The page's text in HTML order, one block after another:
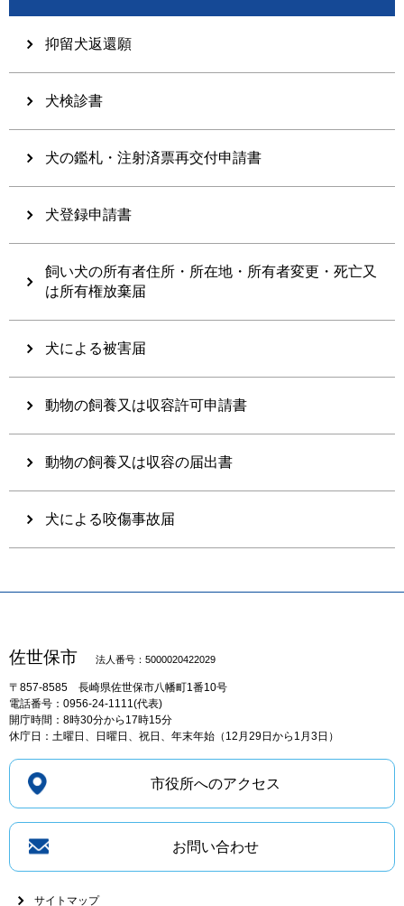
抑留犬返還願
犬検診書
犬の鑑札・注射済票再交付申請書
犬登録申請書
飼い犬の所有者住所・所在地・所有者変更・死亡又
は所有権放棄届
犬による被害届
動物の飼養又は収容許可申請書
動物の飼養又は収容の届出書
犬による咬傷事故届
佐世保市 法人番号：5000020422029
〒857-8585 長崎県佐世保市八幡町1番10号
電話番号：0956-24-1111(代表)
開庁時間：8時30分から17時15分
休庁日：土曜日、日曜日、祝日、年末年始（12月29日から1月3日）
市役所へのアクセス
お問い合わせ
サイトマップ